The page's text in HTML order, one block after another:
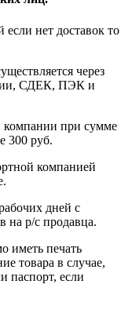
нет доставок то
через
СДЕК, ПЭК и
при сумме
300 руб.
компанией
дней с
на р/с продавца.
печать
товара в случае,
паспорт, если